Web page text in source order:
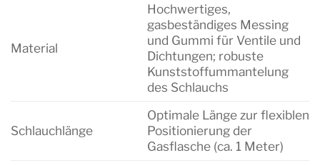
Material
Hochwertiges,
gasbeständiges Messing
und Gummi für Ventile und
Dichtungen; robuste
Kunststoffummantelung
des Schlauchs
Schlauchlänge
Optimale Länge zur flexiblen
Positionierung der
Gasflasche (ca. 1 Meter)